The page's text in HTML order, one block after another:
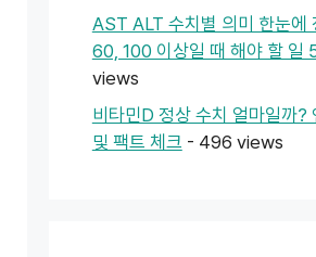
AST ALT 수치별 의미 한눈에
60, 100 이상일 때 해야 할 일
views
비타민D 정상 수치 얼마일까?
및 팩트 체크 - 496 views